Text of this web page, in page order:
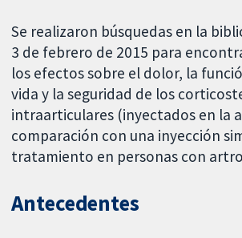
Se realizaron búsquedas en la
3 de febrero de 2015 para
los efectos sobre el dolor, la
vida y la seguridad de los
intraarticulares (inyectados en la
comparación con una inyección
tratamiento en personas con
Antecedentes